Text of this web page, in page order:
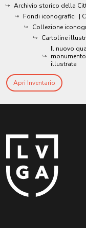
Archivio storico della
Fondi iconografici |
Collezione
Cartoline
Il nuovo
illustrata
Apri Inventario